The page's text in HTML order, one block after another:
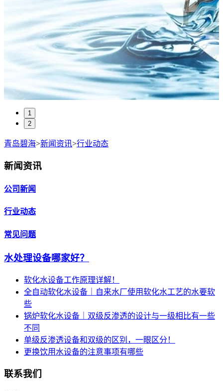
1
2
青岛碧海>新闻资讯>行业动态
新闻资讯
公司新闻
行业动态
常见问题
水处理设备哪家好？
软化水设备工作原理详解！
全自动软化水设备｜自来水厂使用软化水工艺的水要软
些
锅炉软化水设备｜双级反渗透的设计与一级相比有一些
不同
单级反渗透设备和双级的区别，一眼区分！
更换饮用水设备的注意事项有哪些
联系我们